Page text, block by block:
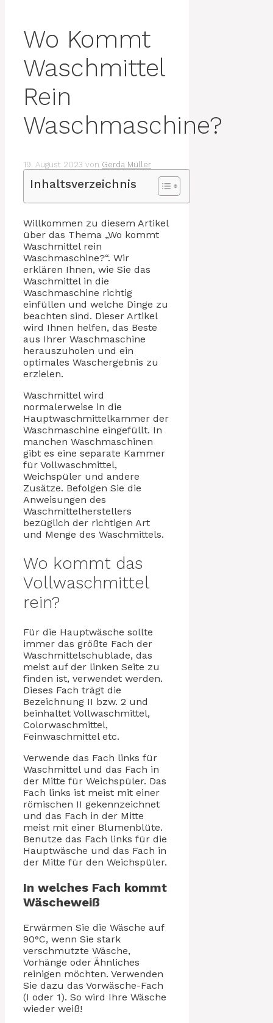
Wo Kommt
Waschmittel
Rein
Waschmaschine?
19. August 2023 von Gerda Müller
Inhaltsverzeichnis
Willkommen zu diesem Artikel
über das Thema „Wo kommt
Waschmittel rein
Waschmaschine?“. Wir
erklären Ihnen, wie Sie das
Waschmittel in die
Waschmaschine richtig
einfüllen und welche Dinge zu
beachten sind. Dieser Artikel
wird Ihnen helfen, das Beste
aus Ihrer Waschmaschine
herauszuholen und ein
optimales Waschergebnis zu
erzielen.
Waschmittel wird
normalerweise in die
Hauptwaschmittelkammer der
Waschmaschine eingefüllt. In
manchen Waschmaschinen
gibt es eine separate Kammer
für Vollwaschmittel,
Weichspüler und andere
Zusätze. Befolgen Sie die
Anweisungen des
Waschmittelherstellers
bezüglich der richtigen Art
und Menge des Waschmittels.
Wo kommt das
Vollwaschmittel
rein?
Für die Hauptwäsche sollte
immer das größte Fach der
Waschmittelschublade, das
meist auf der linken Seite zu
finden ist, verwendet werden.
Dieses Fach trägt die
Bezeichnung II bzw. 2 und
beinhaltet Vollwaschmittel,
Colorwaschmittel,
Feinwaschmittel etc.
Verwende das Fach links für
Waschmittel und das Fach in
der Mitte für Weichspüler. Das
Fach links ist meist mit einer
römischen II gekennzeichnet
und das Fach in der Mitte
meist mit einer Blumenblüte.
Benutze das Fach links für die
Hauptwäsche und das Fach in
der Mitte für den Weichspüler.
In welches Fach kommt
Wäscheweiß
Erwärmen Sie die Wäsche auf
90°C, wenn Sie stark
verschmutzte Wäsche,
Vorhänge oder Ähnliches
reinigen möchten. Verwenden
Sie dazu das Vorwäsche-Fach
(I oder 1). So wird Ihre Wäsche
wieder weiß!